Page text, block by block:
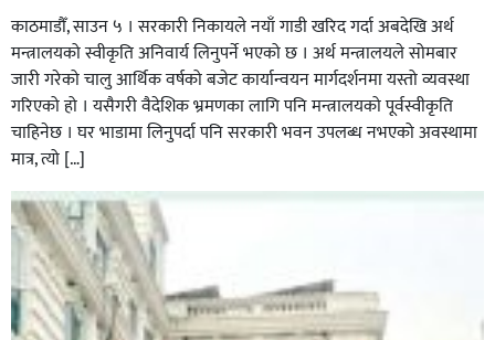
काठमाडौँ, साउन ५ । सरकारी निकायले नयाँ गाडी खरिद गर्दा अबदेखि अर्थ
मन्त्रालयको स्वीकृति अनिवार्य लिनुपर्ने भएको छ । अर्थ मन्त्रालयले सोमबार
जारी गरेको चालु आर्थिक वर्षको बजेट कार्यान्वयन मार्गदर्शनमा यस्तो व्यवस्था
गरिएको हो । यसैगरी वैदेशिक भ्रमणका लागि पनि मन्त्रालयको पूर्वस्वीकृति
चाहिनेछ । घर भाडामा लिनुपर्दा पनि सरकारी भवन उपलब्ध नभएको अवस्थामा
मात्र, त्यो […]